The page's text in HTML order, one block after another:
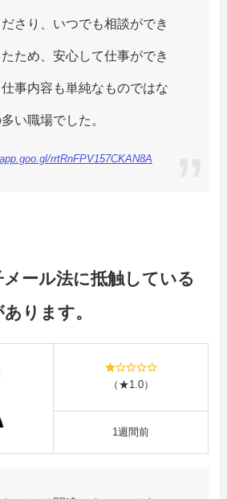
さり、いつでも相談ができ
ため、安心して仕事ができ
事内容も単純なものではな
い職場でした。
rrtRnFPV157CKAN8A
メール法に抵触している
ります。
（★1.0）
1週間前